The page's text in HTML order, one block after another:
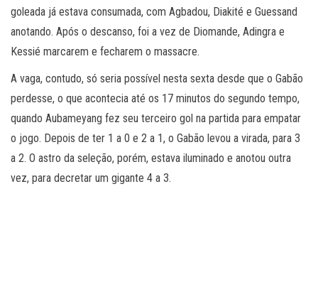
goleada já estava consumada, com Agbadou, Diakité e Guessand
anotando. Após o descanso, foi a vez de Diomande, Adingra e
Kessié marcarem e fecharem o massacre.
A vaga, contudo, só seria possível nesta sexta desde que o Gabão
perdesse, o que acontecia até os 17 minutos do segundo tempo,
quando Aubameyang fez seu terceiro gol na partida para empatar
o jogo. Depois de ter 1 a 0 e 2 a 1, o Gabão levou a virada, para 3
a 2. O astro da seleção, porém, estava iluminado e anotou outra
vez, para decretar um gigante 4 a 3.